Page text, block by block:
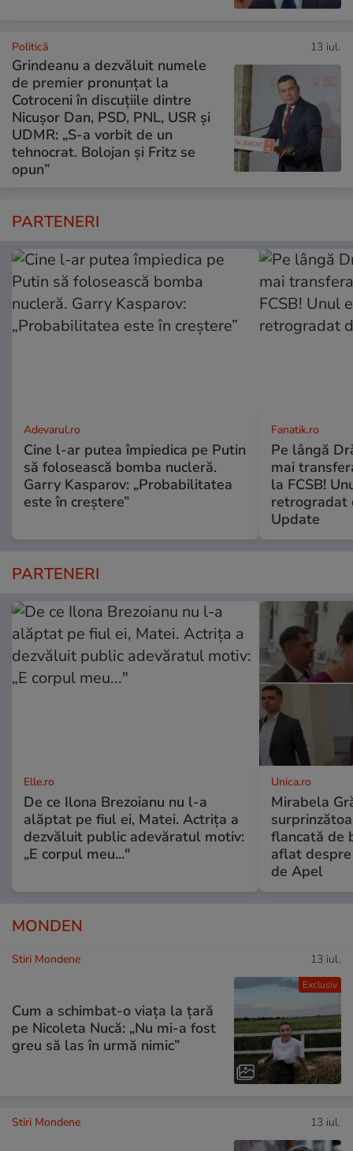
Politică 13 iul.
Grindeanu a dezvăluit numele
de premier pronunțat la
Cotroceni în discuțiile dintre
Nicușor Dan, PSD, PNL, USR și
UDMR: „S-a vorbit de un
tehnocrat. Bolojan și Fritz se
opun”
PARTENERI
Adevarul.ro
Cine l-ar putea împiedica pe Putin
să folosească bomba nucleră.
Garry Kasparov: „Probabilitatea
este în creștere”
Fanatik.ro
Pe lângă
mai
la FCSB!
retrogradat
Update
PARTENERI
Elle.ro
De ce Ilona Brezoianu nu l-a
alăptat pe fiul ei, Matei. Actrița a
dezvăluit public adevăratul motiv:
„E corpul meu..."
Unica.ro
Mirabela
flancată de
aflat
de Apel
MONDEN
Exclusiv
Stiri Mondene 13 iul.
Cum a schimbat-o viața la țară
pe Nicoleta Nucă: „Nu mi-a fost
greu să las în urmă nimic”
Stiri Mondene 13 iul.